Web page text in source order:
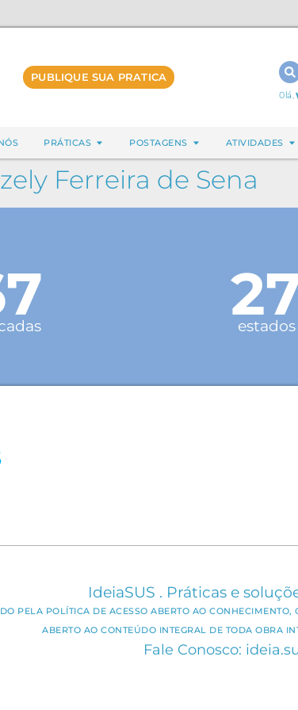
PUBLIQUE SUA PRATICA
Olá,
PRÁTICAS POSTAGENS ATIVIDADES
Ferreira de Sena
estados
IdeiaSUS . Práticas e
PELA POLÍTICA DE ACESSO ABERTO AO
ABERTO AO CONTEÚDO INTEGRAL DE TODA OBRA
Fale Conosco: